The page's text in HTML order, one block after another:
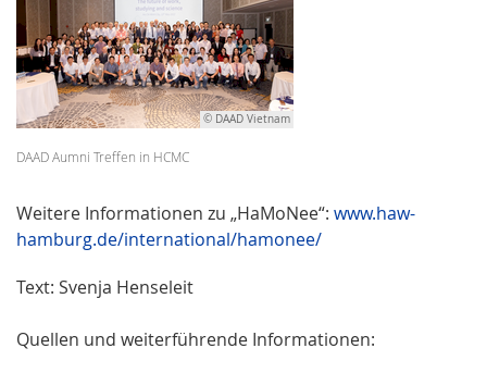
© DAAD Vietnam
DAAD Aumni Treffen in HCMC
Weitere Informationen zu „HaMoNee“: www.haw-
hamburg.de/international/hamonee/
Text: Svenja Henseleit
Quellen und weiterführende Informationen: